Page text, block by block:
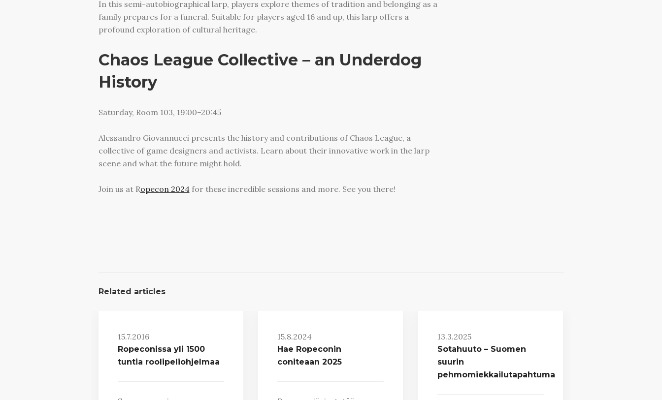
In this semi-autobiographical larp, players explore themes of tradition and belonging as a
family prepares for a funeral. Suitable for players aged 16 and up, this larp offers a
profound exploration of cultural heritage.
Chaos League Collective – an Underdog
History
Saturday, Room 103, 19:00–20:45
Alessandro Giovannucci presents the history and contributions of Chaos League, a
collective of game designers and activists. Learn about their innovative work in the larp
scene and what the future might hold.
Join us at Ropecon 2024for these incredible sessions and more. See you there!
Related articles
15.7.2016
Ropeconissa yli 1500
tuntia roolipeliohjelmaa
15.8.2024
Hae Ropeconin
coniteaan 2025
13.3.2025
Sotahuuto – Suomen
suurin
pehmomiekkailutapahtuma